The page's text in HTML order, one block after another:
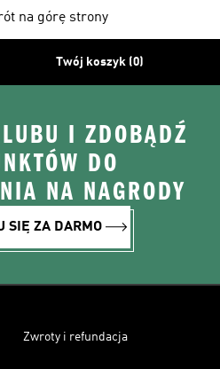
na górę strony
Twój koszyk (0)
I ZDOBĄDŹ
DO
NA NAGRODY
SIĘ ZA DARMO
Zwroty i refundacja